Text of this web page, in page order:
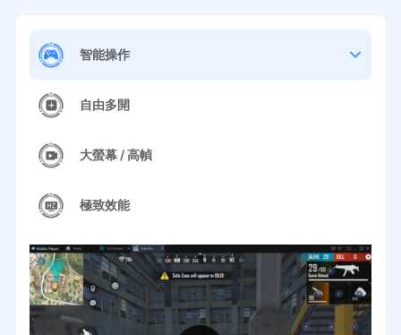
智能操作
自由多開
大螢幕 / 高幀
極致效能